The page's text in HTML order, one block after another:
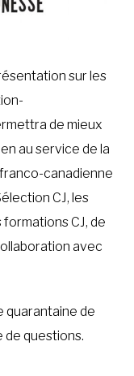
sur les
de mieux
au service de la
canadienne
CJ, les
CJ, de
avec
quarantaine de
de questions.